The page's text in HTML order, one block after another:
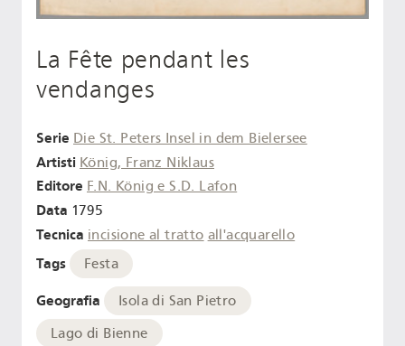
La Fête pendant les
vendanges
Serie Die St. Peters Insel in dem Bielersee
Artisti König, Franz Niklaus
Editore F.N. König e S.D. Lafon
Data 1795
Tecnica incisione al tratto all'acquarello
Tags Festa
Geografia
Isola di San Pietro
Lago di Bienne